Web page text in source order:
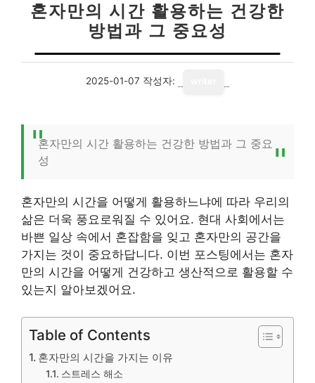
혼자만의 시간 활용하는 건강한
방법과 그 중요성
2025-01-07 작성자:
혼자만의 시간 활용하는 건강한 방법과 그 중요
성
혼자만의 시간을 어떻게 활용하느냐에 따라 우리의
삶은 더욱 풍요로워질 수 있어요. 현대 사회에서는
바쁜 일상 속에서 혼잡함을 잊고 혼자만의 공간을
가지는 것이 중요하답니다. 이번 포스팅에서는 혼자
만의 시간을 어떻게 건강하고 생산적으로 활용할 수
있는지 알아보겠어요.
Table of Contents
혼자만의 시간을 가지는 이유
스트레스 해소